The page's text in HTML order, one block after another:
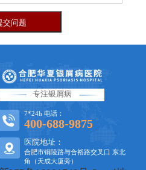
专注银屑病
7*24h 电话：
400-688-9875
医院地址：
合肥市铜陵路与合裕路交叉口 东北
角（天成大厦旁）